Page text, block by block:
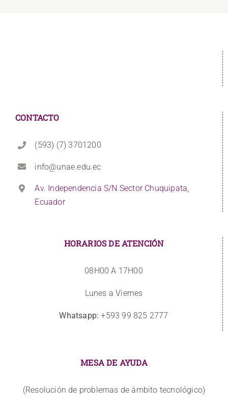
CONTACTO
(593) (7) 3701200
info@unae.edu.ec
Av. Independencia S/N Sector Chuquipata,
Ecuador
HORARIOS DE ATENCIÓN
08H00 A 17H00
Lunes a Viernes
Whatsapp: +593 99 825 2777
MESA DE AYUDA
(Resolución de problemas de ámbito tecnológico)